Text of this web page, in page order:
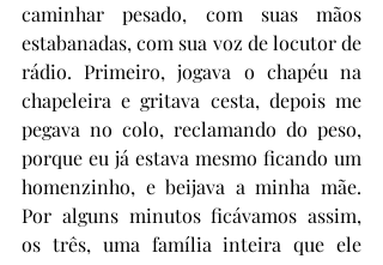
caminhar pesado, com suas mãos
estabanadas, com sua voz de locutor de
rádio. Primeiro, jogava o chapéu na
chapeleira e gritava cesta, depois me
pegava no colo, reclamando do peso,
porque eu já estava mesmo ficando um
homenzinho, e beijava a minha mãe.
Por alguns minutos ficávamos assim,
os três, uma família inteira que ele